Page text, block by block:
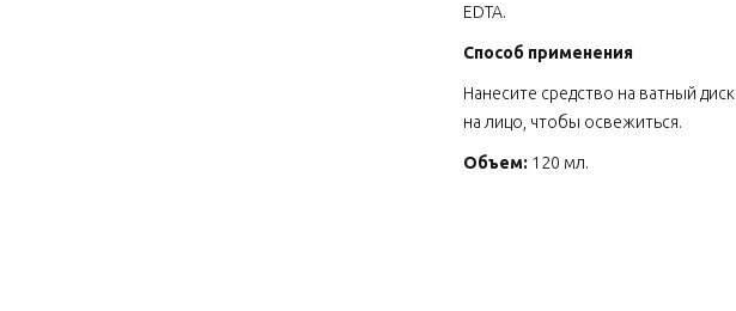
EDTA.
Способ применения
Нанесите средство на ватный
на лицо, чтобы освежиться.
Объем: 120 мл.